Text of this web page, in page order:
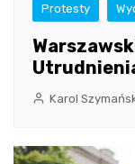
Protesty
Karol